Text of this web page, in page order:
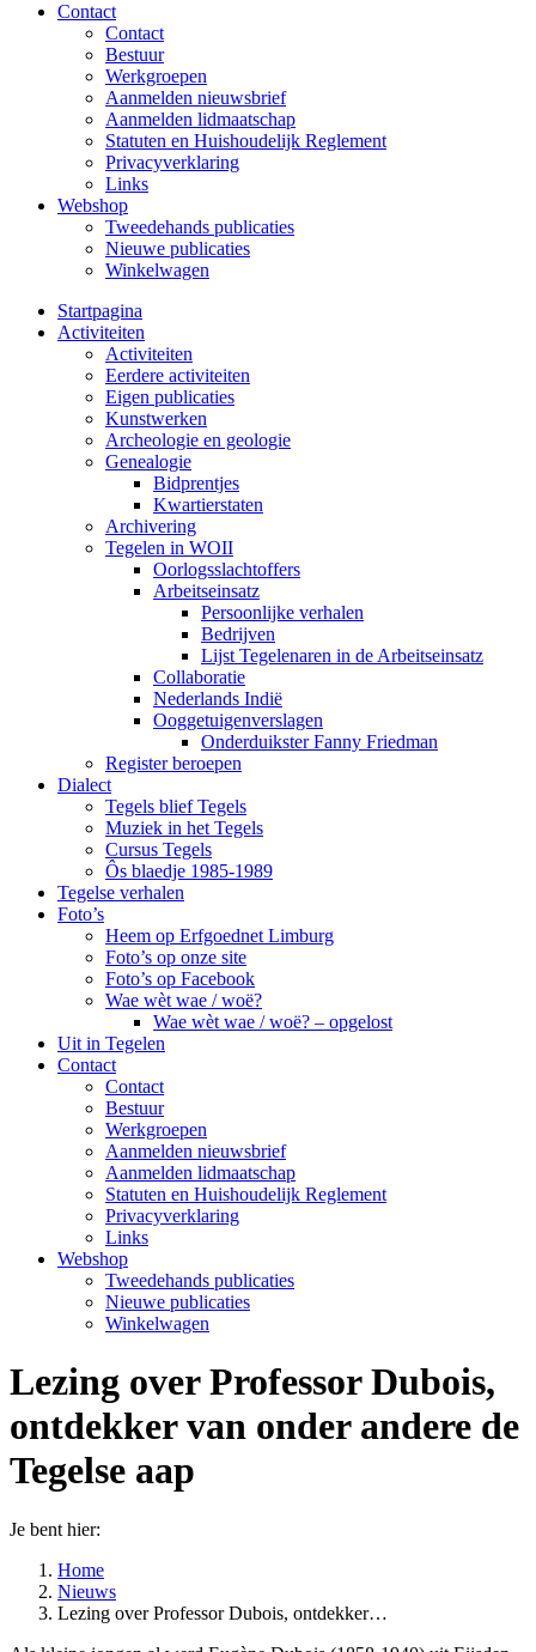
Contact
Contact
Bestuur
Werkgroepen
Aanmelden nieuwsbrief
Aanmelden lidmaatschap
Statuten en Huishoudelijk Reglement
Privacyverklaring
Links
Webshop
Tweedehands publicaties
Nieuwe publicaties
Winkelwagen
Startpagina
Activiteiten
Activiteiten
Eerdere activiteiten
Eigen publicaties
Kunstwerken
Archeologie en geologie
Genealogie
Bidprentjes
Kwartierstaten
Archivering
Tegelen in WOII
Oorlogsslachtoffers
Arbeitseinsatz
Persoonlijke verhalen
Bedrijven
Lijst Tegelenaren in de Arbeitseinsatz
Collaboratie
Nederlands Indië
Ooggetuigenverslagen
Onderduikster Fanny Friedman
Register beroepen
Dialect
Tegels blief Tegels
Muziek in het Tegels
Cursus Tegels
Ôs blaedje 1985-1989
Tegelse verhalen
Foto’s
Heem op Erfgoednet Limburg
Foto’s op onze site
Foto’s op Facebook
Wae wèt wae / woë?
Wae wèt wae / woë? – opgelost
Uit in Tegelen
Contact
Contact
Bestuur
Werkgroepen
Aanmelden nieuwsbrief
Aanmelden lidmaatschap
Statuten en Huishoudelijk Reglement
Privacyverklaring
Links
Webshop
Tweedehands publicaties
Nieuwe publicaties
Winkelwagen
Lezing over Professor Dubois,
ontdekker van onder andere de
Tegelse aap
Je bent hier:
Home
Nieuws
Lezing over Professor Dubois, ontdekker…